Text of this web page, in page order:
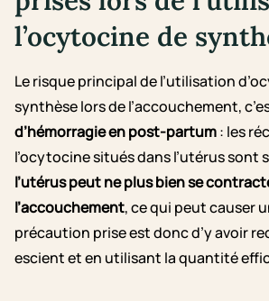
l’ocytocine de
Le risque principal de l’utilisation
synthèse lors de l’accouchement,
d’hémorragie en post-partum: les
l’ocytocine situés dans l’utérus sont
l’utérus peut ne plus bien se
l’accouchement, ce qui peut causer
précaution prise est donc d’y avoir
escient et en utilisant la quantité